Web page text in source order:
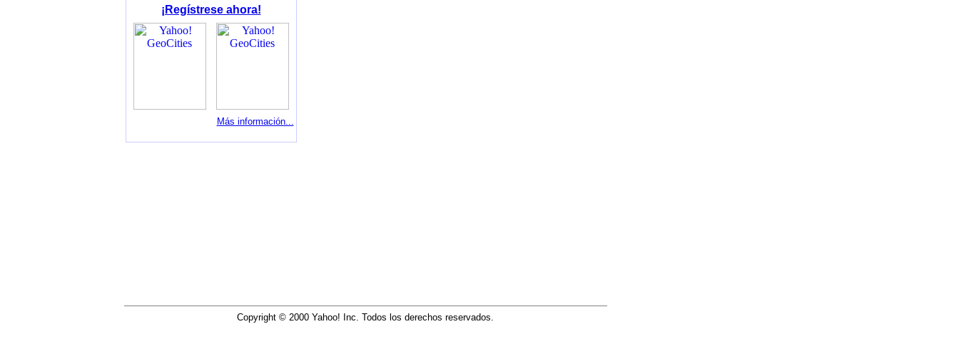
¡Regístrese ahora!
Más información...
Copyright © 2000 Yahoo! Inc. Todos los derechos reservados.